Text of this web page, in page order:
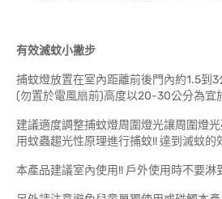
有效滅蚊小撇步
捕蚊燈放置在室內距離前後門內約1.5到
(勿置於電風扇前)高度以20-30公分為宜
建議適度調整捕蚊燈周圍燈光讓周圍燈
用蚊蟲趨光性原理進行捕蚊!! 達到滅蚊的
本產品建議室內使用!! 戶外使用時不要淋